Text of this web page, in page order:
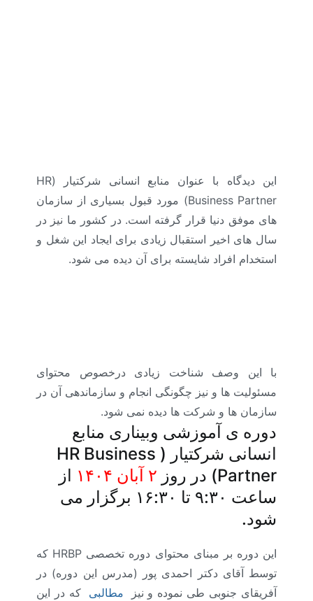
این دیدگاه با عنوان منابع انسانی شرکتیار (HR
Business Partner) مورد قبول بسیاری از سازمان
های موفق دنیا قرار گرفته است. در کشور ما نیز در
سال های اخیر استقبال زیادی برای ایجاد این شغل و
استخدام افراد شایسته برای آن دیده می شود.
با این وصف شناخت زیادی درخصوص محتوای
مسئولیت ها و نیز چگونگی انجام و سازماندهی آن در
سازمان ها و شرکت ها دیده نمی شود.
دوره ی آموزشی وبیناری منابع
انسانی شرکتیار (HR Business
Partner) در روز
۲ آبان ۱۴۰۴
از
ساعت ۹:۳۰ تا ۱۶:۳۰ برگزار می
شود.
این دوره بر مبنای محتوای دوره تخصصی HRBP که
توسط آقای دکتر احمدی پور (مدرس این دوره) در
آفریقای جنوبی طی نموده و نیز
مطالبی که در این